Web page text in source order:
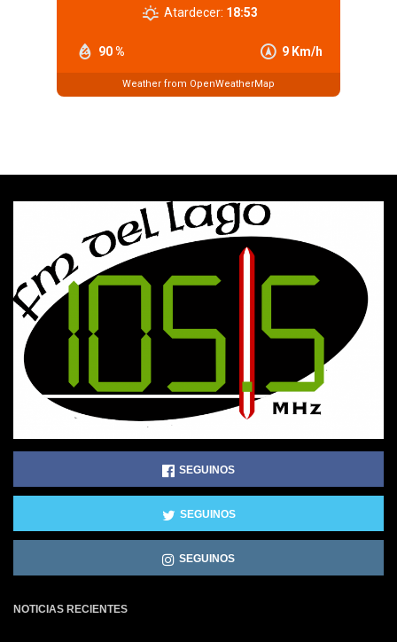
90 % 9 Km/h
Atardecer: 18:53
Weather from OpenWeatherMap
SEGUINOS
SEGUINOS
SEGUINOS
NOTICIAS RECIENTES